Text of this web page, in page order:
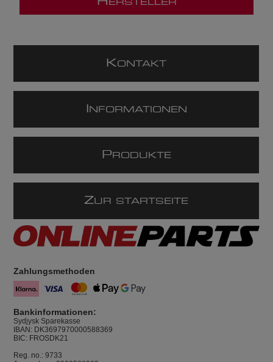
ERSTELLER
K ONTAKT
NFORMATIONEN
P RODUKTE
Z UR STARTSEITE
Zahlungsmethoden
Bankinformationen:
Sydjysk Sparekasse
IBAN: DK3697970000588369
BIC: FROSDK21
Reg. no.: 9733